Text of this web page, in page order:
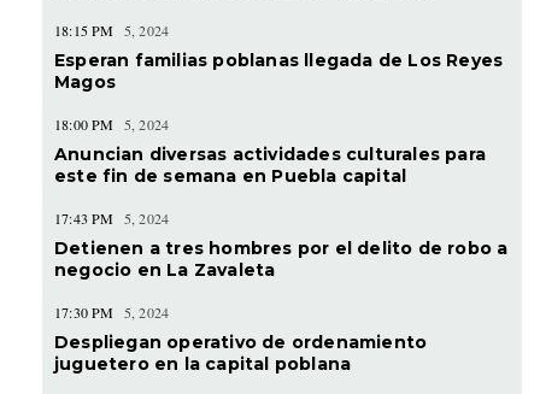
18:15 PM 5, 2024
Esperan familias poblanas llegada de Los Reyes
Magos
18:00 PM 5, 2024
Anuncian diversas actividades culturales para
este fin de semana en Puebla capital
17:43 PM 5, 2024
Detienen a tres hombres por el delito de robo a
negocio en La Zavaleta
17:30 PM 5, 2024
Despliegan operativo de ordenamiento
juguetero en la capital poblana